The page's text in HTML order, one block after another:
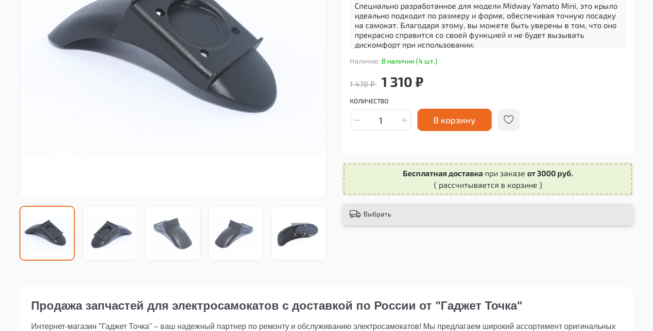
Наличие: В наличии (4 шт.)
1 470 ₽ 1 310 ₽
КОЛИЧЕСТВО
В корзину
Специально разработанное для модели Midway Yamato Mini, это крыло
идеально подходит по размеру и форме, обеспечивая точную посадку
на самокат. Благодаря этому, вы можете быть уверены в том, что оно
прекрасно справится со своей функцией и не будет вызывать
дискомфорт при использовании.
Крыло переднее для Midway Yamato Mini имеет стильный дизайн,
различных цветовых вариациях, что позволяет выбрать оптимальный
вариант под ваше предпочтение или стиль.
Установка данного крыла на самокат является простой процедурой,
которую можно выполнить самостоятельно без особых усилий. Оно
легко крепится к передней части самоката и надежно фиксируется,
обеспечивая надежность и безопасность во время движения.
крыло уже сегодня и наслаждайтесь комфортной и безопасной ездой!
Бесплатная доставкапри заказе от 3000 руб.
( рассчитывается в корзине )
Выбрать
Продажа запчастей для электросамокатов с доставкой по России от "Гаджет Точка"
Интернет-магазин "Гаджет Точка" – ваш надежный партнер по ремонту и обслуживанию электросамокатов! Мы предлагаем широкий ассортимент оригинальных